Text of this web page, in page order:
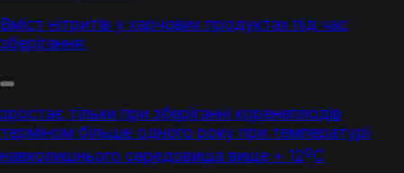
Вміст нітритів у харчових продуктах під час
зберігання:
зростає тільки при зберіганні коренеплодів
терміном більше одного року при температурі
навколишнього середовища вище + 12оС